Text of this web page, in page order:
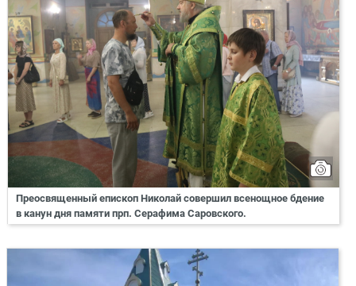
Преосвященный епископ Николай совершил всенощное бдение
в канун дня памяти прп. Серафима Саровского.